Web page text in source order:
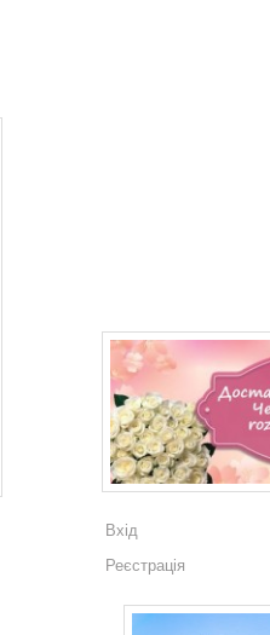
Вхід
Реєстрація